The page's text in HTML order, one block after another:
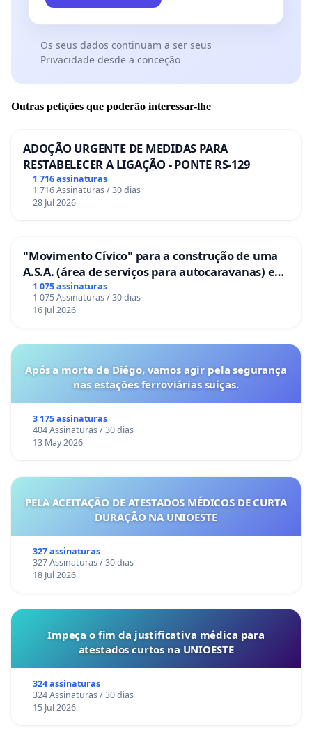
Os seus dados continuam a ser seus
Privacidade desde a conceção
Outras petições que poderão interessar-lhe
ADOÇÃO URGENTE DE MEDIDAS PARA
RESTABELECER A LIGAÇÃO - PONTE RS-129
1 716 assinaturas
1 716 Assinaturas / 30 dias
28 Jul 2026
"Movimento Cívico" para a construção de uma
A.S.A. (área de serviços para autocaravanas) em
Coimbra
1 075 assinaturas
1 075 Assinaturas / 30 dias
16 Jul 2026
Após a morte de Diégo, vamos agir pela segurança
nas estações ferroviárias suíças.
3 175 assinaturas
404 Assinaturas / 30 dias
13 May 2026
PELA ACEITAÇÃO DE ATESTADOS MÉDICOS DE CURTA
DURAÇÃO NA UNIOESTE
327 assinaturas
327 Assinaturas / 30 dias
18 Jul 2026
Impeça o fim da justificativa médica para
atestados curtos na UNIOESTE
324 assinaturas
324 Assinaturas / 30 dias
15 Jul 2026